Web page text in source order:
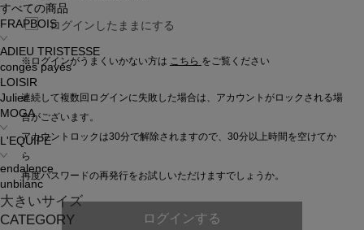
すべての商品
FRAPBOIS
ADIEU TRISTESSE
congés payés
LOISIR
Julier
MOGA
L'EQUIPE
endalence
unbilanc
大きいサイズ
CATEGORY
ログインしたままにする
※ログインがうまくいかない方は こちら をご覧ください
連続して複数回ログインに失敗した場合は、アカウントがロックされる場
合がございます。
アカウントロックは30分で解除されますので、30分以上時間を空けてか
ら
再度パスワードの再発行をお試しいただけますでしょうか。
ログインする